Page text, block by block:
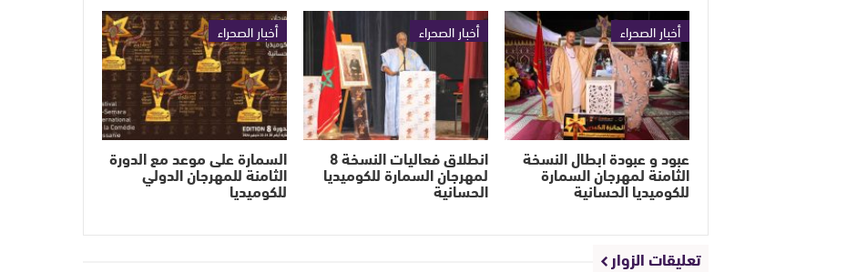
أخبار الصحراء
عبود و عبودة ابطال النسخة
الثامنة لمهرجان السمارة
للكوميديا الحسانية
أخبار الصحراء
انطلاق فعاليات النسخة 8
لمهرجان السمارة للكوميديا
الحسانية
أخبار الصحراء
السمارة على موعد مع الدورة
الثامنة للمهرجان الدولي
للكوميديا
تعليقات الزوار